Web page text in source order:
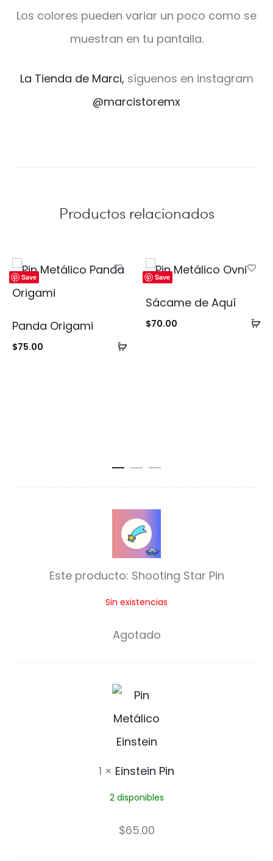
Los colores pueden variar un poco como se
muestran en tu pantalla.
La Tienda de Marci, síguenos en instagram
@marcistoremx
Productos relacionados
Save
Añadir
Panda Origami
$75.00
Save
Sácame de Aquí
$70.00
S
h
o
o
t
i
S
t
a
r
P
n
Este producto: Shooting Star Pin
Sin existencias
Agotado
E
i
n
e
i
1 × Einstein Pin
2 disponibles
$65.00